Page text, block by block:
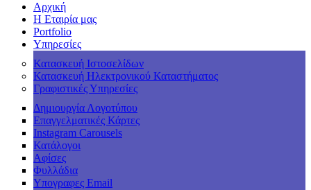
Αρχική
Η Εταιρία μας
Portfolio
Υπηρεσίες
Κατασκευή Ιστοσελίδων
Κατασκευή Ηλεκτρονικού Καταστήματος
Γραφιστικές Υπηρεσίες
Δημιουργία Λογοτύπου
Επαγγελματικές Κάρτες
Instagram Carousels
Κατάλογοι
Αφίσες
Φυλλάδια
Υπογραφες Email